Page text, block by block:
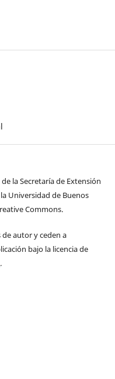
la Secretaría de Extensión
Universidad de Buenos
Commons.
autor y ceden a
bajo la licencia de
.